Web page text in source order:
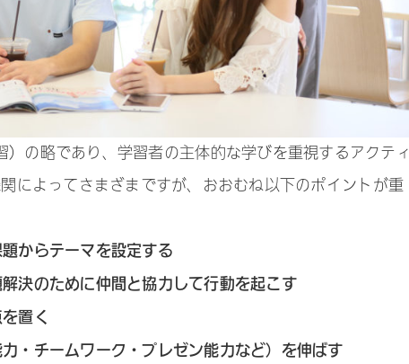
の略であり、学習者の主体的な学びを重視するアクティ
によってさまざまですが、おおむね以下のポイントが重
からテーマを設定する
決のために仲間と協力して行動を起こす
置く
・チームワーク・プレゼン能力など）を伸ばす